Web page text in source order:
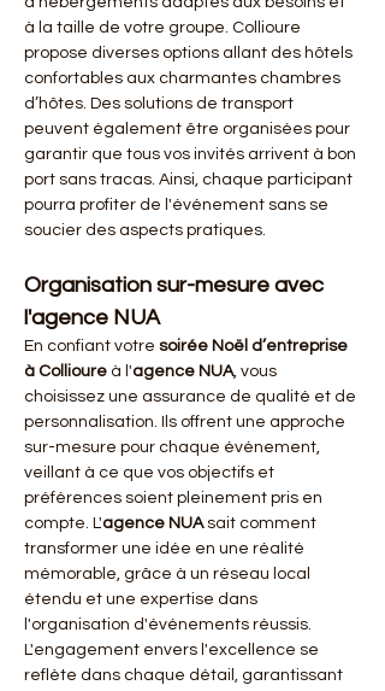
à la taille de votre groupe. Collioure
propose diverses options allant des hôtels
confortables aux charmantes chambres
d’hôtes. Des solutions de transport
peuvent également être organisées pour
garantir que tous vos invités arrivent à bon
port sans tracas. Ainsi, chaque participant
pourra profiter de l'événement sans se
soucier des aspects pratiques.
Organisation sur-mesure avec
l'agence NUA
En confiant votre soirée Noël d’entreprise
à Collioure à l'agence NUA, vous
choisissez une assurance de qualité et de
personnalisation. Ils offrent une approche
sur-mesure pour chaque événement,
veillant à ce que vos objectifs et
préférences soient pleinement pris en
compte. L'agence NUA sait comment
transformer une idée en une réalité
mémorable, grâce à un réseau local
étendu et une expertise dans
l'organisation d'événements réussis.
L'engagement envers l'excellence se
reflète dans chaque détail, garantissant